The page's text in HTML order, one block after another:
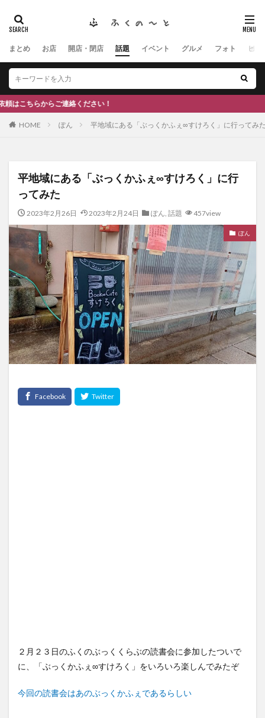
まとめ お店 開店・閉店 話題 イベント グルメ フォト ヒト
さい！
HOME ぽん 平地域にある「ぶっくかふぇ∞すけろく」に行ってみ
平地域にある「ぶっくかふぇ∞すけろく」に行
ってみた
2023年2月26日 2023年2月24日 ぽん, 話題 457view
ぽん
２月２３日のふくのぶっくくらぶの読書会に参加したついで
に、「ぶっくかふぇ∞すけろく」をいろいろ楽しんでみたぞ
今回の読書会はあのぶっくかふぇであるらしい
タグ
#ふくの里 南砺 福野 福光 神社
南砺市
南砺市、福光、カフェ
#イタリアン
ひーちゃん
IOXアローザ